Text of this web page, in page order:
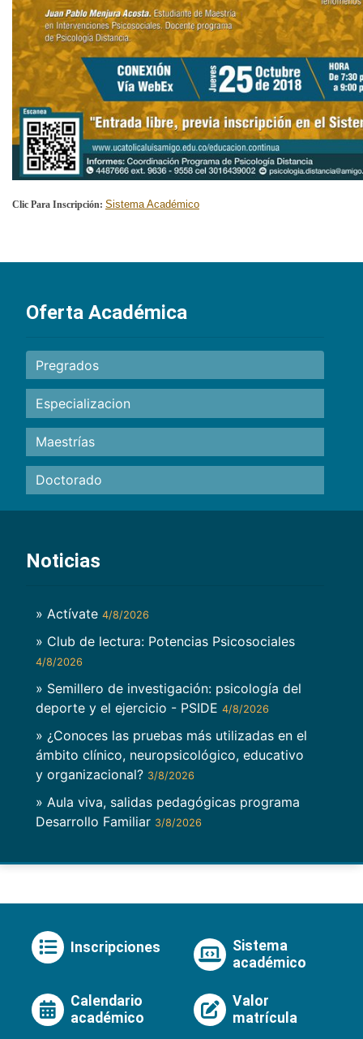
Clic Para Inscripción: Sistema Académico
Oferta Académica
Pregrados
Especializacion
Maestrías
Doctorado
Noticias
» Actívate 4/8/2026
» Club de lectura: Potencias Psicosociales
4/8/2026
» Semillero de investigación: psicología del
deporte y el ejercicio - PSIDE 4/8/2026
» ¿Conoces las pruebas más utilizadas en el
ámbito clínico, neuropsicológico, educativo
y organizacional? 3/8/2026
» Aula viva, salidas pedagógicas programa
Desarrollo Familiar 3/8/2026
Inscripciones
Sistema
académico
Calendario
académico
Valor
matrícula